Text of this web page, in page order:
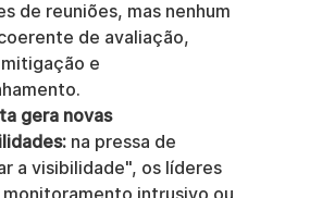
de reuniões, mas nenhum
de avaliação,
e
gera novas
na pressa de
a visibilidade", os líderes